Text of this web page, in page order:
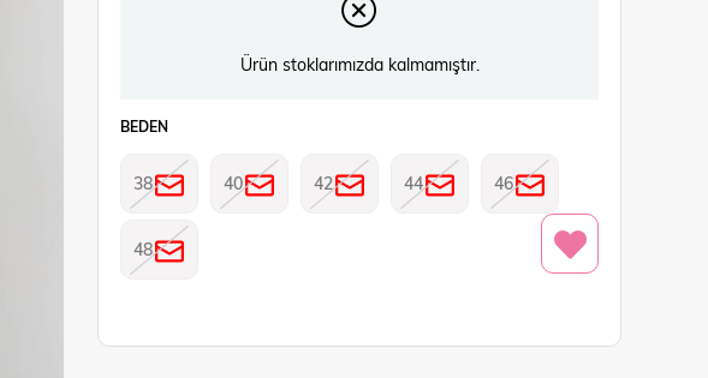
Ürün stoklarımızda kalmamıştır.
BEDEN
38 40 42 44 46
48